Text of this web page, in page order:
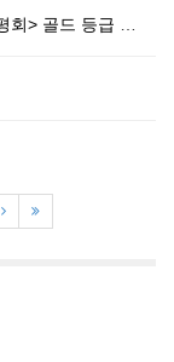
골드 등급 획…